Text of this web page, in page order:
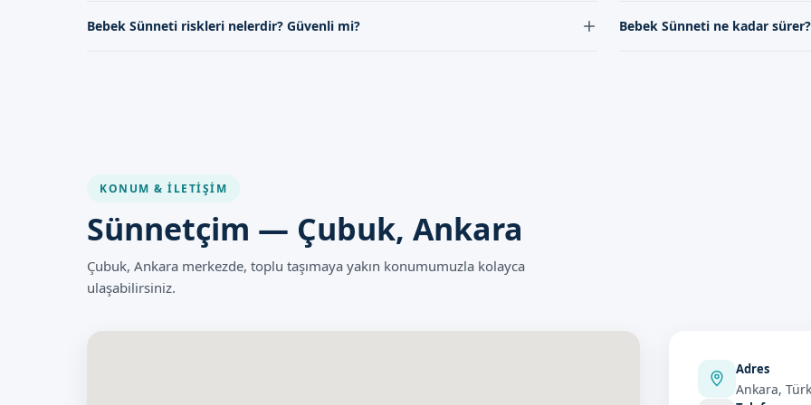
sünnet daha büyük çocuklarda yapılır.
Bebek Sünneti riskleri nelerdir? Güvenli mi? Bebek Sünneti ne kadar sürer?
KONUM & İLETIŞIM
Sünnetçim — Çubuk, Ankara
Çubuk, Ankara merkezde, toplu taşımaya yakın konumumuzla kolayca
ulaşabilirsiniz.
Adres
Ankara,